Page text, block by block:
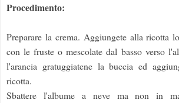
Procedimento:
Preparare la crema. Aggiungete alla ricotta
con le fruste o mescolate dal basso verso
l'arancia gratuggiatene la buccia ed
ricotta.
Sbattere l'albume a neve ma non in